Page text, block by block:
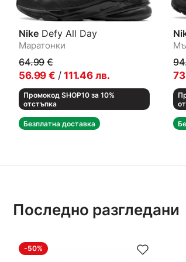
Nike Defy All Day
Маратонки
64.99 €
56.99 € / 111.46 лв.
Промокод SHOP10 за 10%
отстъпка
Безплатна доставка
Последно разгледани
-50%